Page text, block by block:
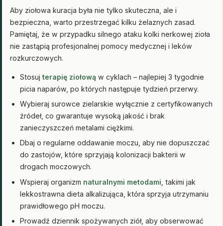
Aby ziołowa kuracja była nie tylko skuteczna, ale i
bezpieczna, warto przestrzegać kilku żelaznych zasad.
Pamiętaj, że w przypadku silnego ataku kolki nerkowej zioła
nie zastąpią profesjonalnej pomocy medycznej i leków
rozkurczowych.
Stosuj terapię ziołową w cyklach – najlepiej 3 tygodnie
picia naparów, po których następuje tydzień przerwy.
Wybieraj surowce zielarskie wyłącznie z certyfikowanych
źródeł, co gwarantuje wysoką jakość i brak
zanieczyszczeń metalami ciężkimi.
Dbaj o regularne oddawanie moczu, aby nie dopuszczać
do zastojów, które sprzyjają kolonizacji bakterii w
drogach moczowych.
Wspieraj organizm naturalnymi metodami , takimi jak
lekkostrawna dieta alkalizująca, która sprzyja utrzymaniu
prawidłowego pH moczu.
Prowadź dziennik spożywanych ziół, aby obserwować